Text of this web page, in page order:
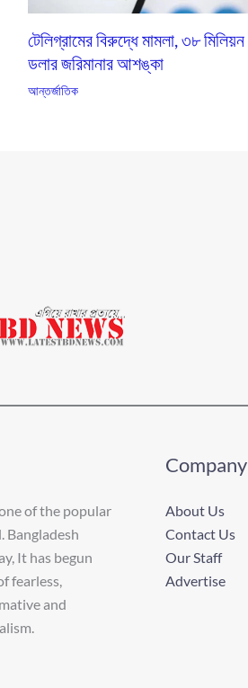
টেলিগ্রামের বিরুদ্ধে মামলা, ৩৮ মিলিয়ন
ডলার জরিমানার আশঙ্কা
আন্তর্জাতিক
of the popular
Bangladesh
It has begun
fearless,
and
Company
About Us
Contact Us
Our Staff
Advertise